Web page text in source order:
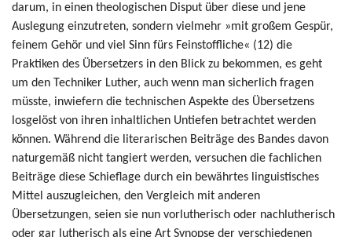
darum, in einen theologischen Disput über diese und jene
Auslegung einzutreten, sondern vielmehr »mit großem Gespür,
feinem Gehör und viel Sinn fürs Feinstoffliche« (12) die
Praktiken des Übersetzers in den Blick zu bekommen, es geht
um den Techniker Luther, auch wenn man sicherlich fragen
müsste, inwiefern die technischen Aspekte des Übersetzens
losgelöst von ihren inhaltlichen Untiefen betrachtet werden
können. Während die literarischen Beiträge des Bandes davon
naturgemäß nicht tangiert werden, versuchen die fachlichen
Beiträge diese Schieflage durch ein bewährtes linguistisches
Mittel auszugleichen, den Vergleich mit anderen
Übersetzungen, seien sie nun vorlutherisch oder nachlutherisch
oder gar lutherisch als eine Art Synopse der verschiedenen